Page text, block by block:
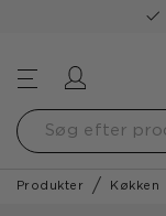
Produkter Køkken